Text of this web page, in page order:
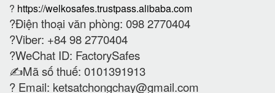
? https://welkosafes.trustpass.alibaba.com
?Điện thoại văn phòng: 098 2770404
?Viber: +84 98 2770404
?WeChat ID: FactorySafes
✍️Mã số thuế: 0101391913
? Email: ketsatchongchay@gmail.com